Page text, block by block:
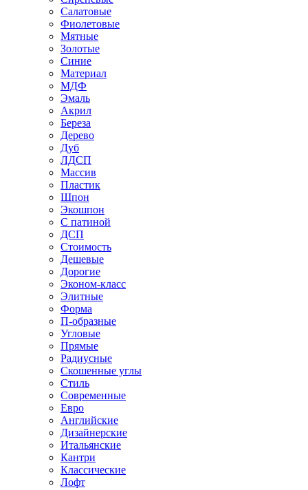
Салатовые
Фиолетовые
Мятные
Золотые
Синие
Материал
МДФ
Эмаль
Акрил
Береза
Дерево
Дуб
ЛДСП
Массив
Пластик
Шпон
Экошпон
С патиной
ДСП
Стоимость
Дешевые
Дорогие
Эконом-класс
Элитные
Форма
П-образные
Угловые
Прямые
Радиусные
Скошенные углы
Стиль
Современные
Евро
Английские
Дизайнерские
Итальянские
Кантри
Классические
Лофт